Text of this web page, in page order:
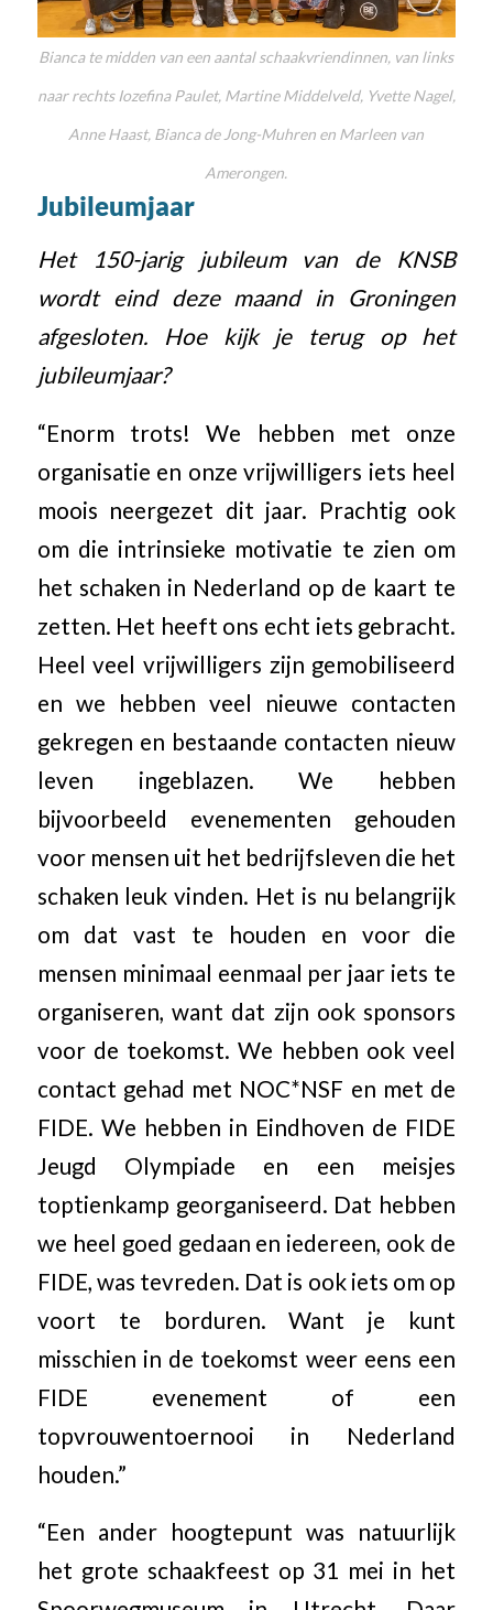
Bianca te midden van een aantal schaakvriendinnen, van links
naar rechts Iozefina Paulet, Martine Middelveld, Yvette Nagel,
Anne Haast, Bianca de Jong-Muhren en Marleen van
Amerongen.
Jubileumjaar
Het 150-jarig jubileum van de KNSB
wordt eind deze maand in Groningen
afgesloten. Hoe kijk je terug op het
jubileumjaar?
“Enorm trots! We hebben met onze
organisatie en onze vrijwilligers iets heel
moois neergezet dit jaar. Prachtig ook
om die intrinsieke motivatie te zien om
het schaken in Nederland op de kaart te
zetten. Het heeft ons echt iets gebracht.
Heel veel vrijwilligers zijn gemobiliseerd
en we hebben veel nieuwe contacten
gekregen en bestaande contacten nieuw
leven ingeblazen. We hebben
bijvoorbeeld evenementen gehouden
voor mensen uit het bedrijfsleven die het
schaken leuk vinden. Het is nu belangrijk
om dat vast te houden en voor die
mensen minimaal eenmaal per jaar iets te
organiseren, want dat zijn ook sponsors
voor de toekomst. We hebben ook veel
contact gehad met NOC*NSF en met de
FIDE. We hebben in Eindhoven de FIDE
Jeugd Olympiade en een meisjes
toptienkamp georganiseerd. Dat hebben
we heel goed gedaan en iedereen, ook de
FIDE, was tevreden. Dat is ook iets om op
voort te borduren. Want je kunt
misschien in de toekomst weer eens een
FIDE evenement of een
topvrouwentoernooi in Nederland
houden.”
“Een ander hoogtepunt was natuurlijk
het grote schaakfeest op 31 mei in het